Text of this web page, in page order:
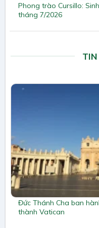
Phong trào Cursillo:
tháng 7/2026
Đức Thánh Cha ban
thành Vatican